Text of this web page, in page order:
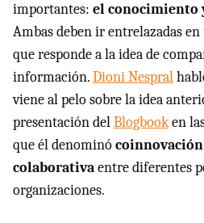
importantes: el conocimiento
Ambas deben ir entrelazadas
que responde a la idea de
información.Dioni Nespral
viene al pelo sobre la idea
presentación delBlogbooken
que él denominó
colaborativaentre diferentes
organizaciones.